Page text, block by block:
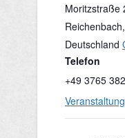
Moritzstraße
Reichenbach,
Deutschland
Telefon
+49 3765